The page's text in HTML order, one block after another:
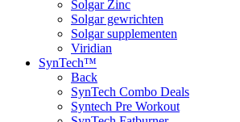
Solgar Zinc
Solgar gewrichten
Solgar supplementen
Viridian
SynTech™
Back
SynTech Combo Deals
Syntech Pre Workout